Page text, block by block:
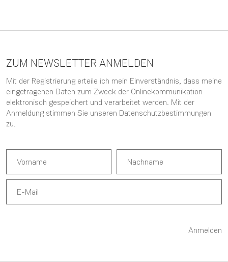
ZUM NEWSLETTER ANMELDEN
Mit der Registrierung erteile ich mein Einverständnis, dass meine
eingetragenen Daten zum Zweck der Onlinekommunikation
elektronisch gespeichert und verarbeitet werden. Mit der
Anmeldung stimmen Sie unseren Datenschutzbestimmungen
zu.
Anmelden